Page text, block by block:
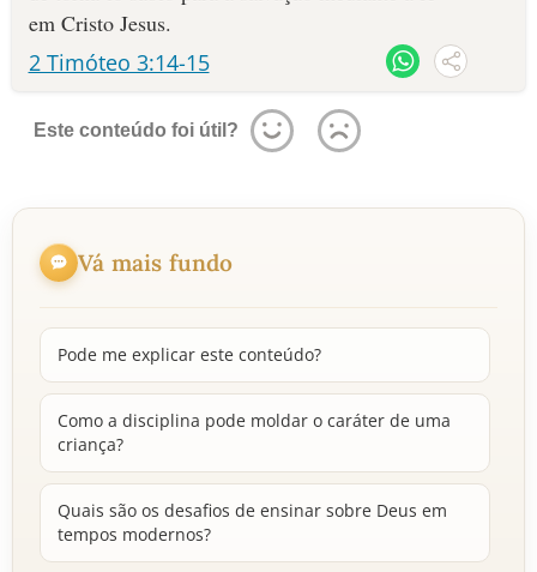
em Cristo Jesus.
2 Timóteo 3:14-15
Este conteúdo foi útil?
Vá mais fundo
Pode me explicar este conteúdo?
Como a disciplina pode moldar o caráter de uma
criança?
Quais são os desafios de ensinar sobre Deus em
tempos modernos?